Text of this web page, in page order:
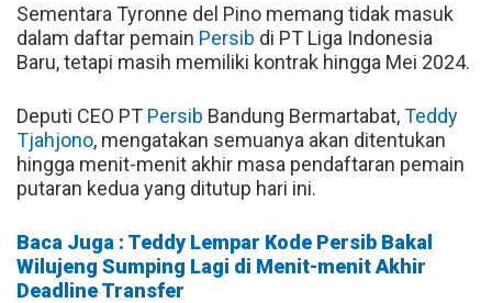
Sementara Tyronne del Pino memang tidak masuk
dalam daftar pemain Persib di PT Liga Indonesia
Baru, tetapi masih memiliki kontrak hingga Mei 2024.
Deputi CEO PT Persib Bandung Bermartabat,Teddy
Tjahjono, mengatakan semuanya akan ditentukan
hingga menit-menit akhir masa pendaftaran pemain
putaran kedua yang ditutup hari ini.
Baca Juga : Teddy Lempar Kode Persib Bakal
Wilujeng Sumping Lagi di Menit-menit Akhir
Deadline Transfer